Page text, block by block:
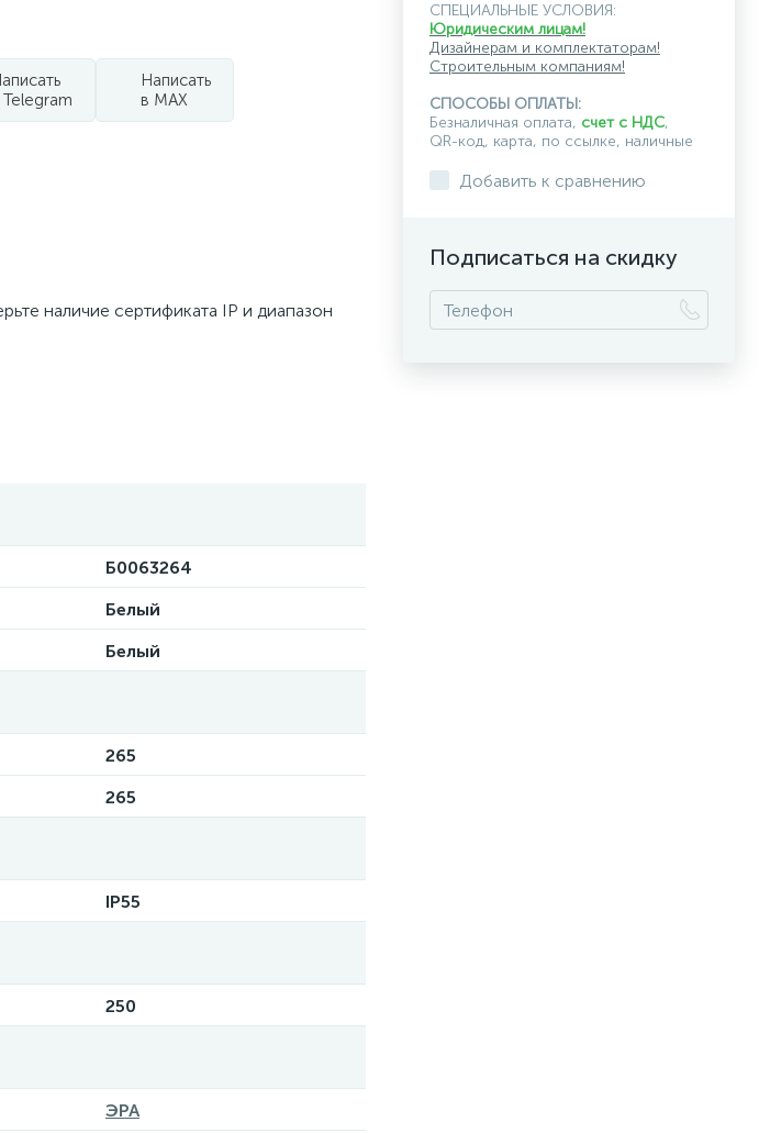
Telegram
Написать
в MAX
наличие сертификата IP и диапазон
Б0063264
Белый
Белый
265
265
IP55
250
ЭРА
СПЕЦИАЛЬНЫЕ УСЛОВИЯ:
Юридическим лицам!
Дизайнерам и комплектаторам!
Строительным компаниям!
СПОСОБЫ ОПЛАТЫ:
Безналичная оплата, счет с НДС,
QR-код, карта, по ссылке, наличные
Добавить к сравнению
Подписаться на скидку